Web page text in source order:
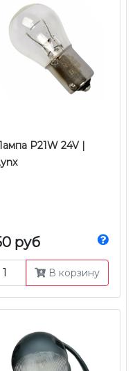
P21W 24V |
руб
В корзину